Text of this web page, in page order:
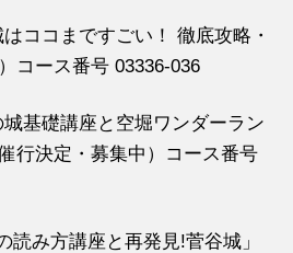
ココまですごい！ 徹底攻略・
コース番号 03336-036
基礎講座と空堀ワンダーラン
行決定・募集中）コース番号
読み方講座と再発見!菅谷城」